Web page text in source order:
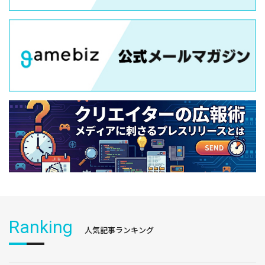
Ranking 人気記事ランキング